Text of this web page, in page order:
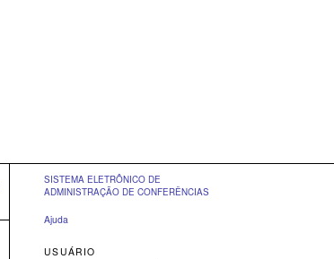
SISTEMA ELETRÔNICO DE
ADMINISTRAÇÃO DE CONFERÊNCIAS
Ajuda
USUÁRIO